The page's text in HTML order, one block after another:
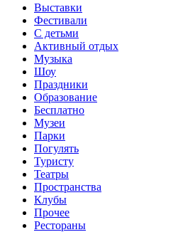
Выставки
Фестивали
С детьми
Активный отдых
Музыка
Шоу
Праздники
Образование
Бесплатно
Музеи
Парки
Погулять
Туристу
Театры
Пространства
Клубы
Прочее
Рестораны